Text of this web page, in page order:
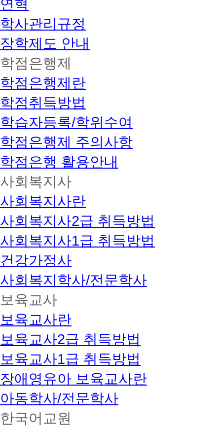
연혁
학사관리규정
장학제도 안내
학점은행제
학점은행제란
학점취득방법
학습자등록/학위수여
학점은행제 주의사항
학점은행 활용안내
사회복지사
사회복지사란
사회복지사2급 취득방법
사회복지사1급 취득방법
건강가정사
사회복지학사/전문학사
보육교사
보육교사란
보육교사2급 취득방법
보육교사1급 취득방법
장애영유아 보육교사란
아동학사/전문학사
한국어교원